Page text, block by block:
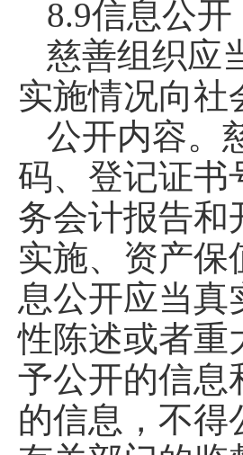
8.9信息公开
慈善组织应
实施情况向社
公开内容。
码、登记证书
务会计报告和
实施、资产保
息公开应当真
性陈述或者重
予公开的信息
的信息，不得